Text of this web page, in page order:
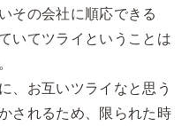
その会社に順応できる
いてツライということは
、お互いツライなと思う
されるため、限られた時